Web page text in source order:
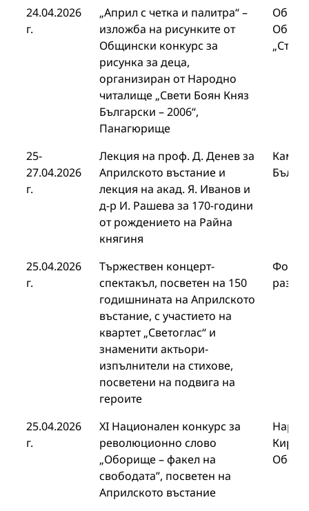
24.04.2026
г.
„Април с четка и палитра“ –
изложба на рисунките от
Общински конкурс за
рисунка за деца,
организиран от Народно
читалище „Свети Боян Княз
Български – 2006“,
Панагюрище
25-
27.04.2026
г.
Лекция на проф. Д. Денев за
Априлското въстание и
лекция на акад. Я. Иванов и
д-р И. Рашева за 170-години
от рождението на Райна
княгиня
25.04.2026
г.
Тържествен концерт-
спектакъл, посветен на 150
годишнината на Априлското
въстание, с участието на
квартет „Светоглас“ и
знаменити актьори-
изпълнители на стихове,
посветени на подвига на
героите
25.04.2026
г.
ХI Национален конкурс за
революционно слово
„Оборище – факел на
свободата”, посветен на
Априлското въстание
Кирил